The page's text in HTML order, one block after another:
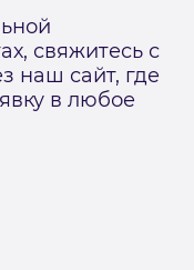
свяжитесь с
наш сайт, где
в любое